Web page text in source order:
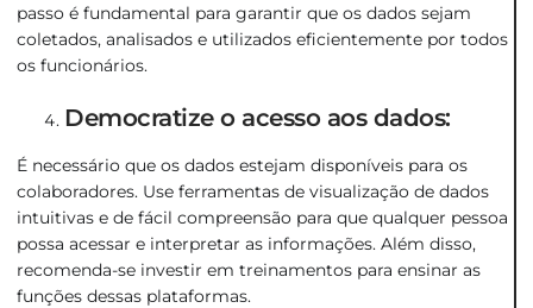
passo é fundamental para garantir que os dados sejam
coletados, analisados e utilizados eficientemente por todos
os funcionários.
Democratize o acesso aos dados:
É necessário que os dados estejam disponíveis para os
colaboradores. Use ferramentas de visualização de dados
intuitivas e de fácil compreensão para que qualquer pessoa
possa acessar e interpretar as informações. Além disso,
recomenda-se investir em treinamentos para ensinar as
funções dessas plataformas.